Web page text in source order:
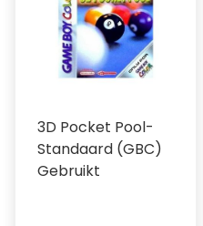
3D Pocket Pool-
Standaard (GBC)
Gebruikt